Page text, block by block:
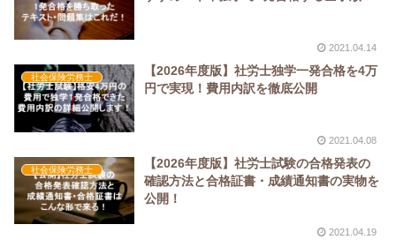
2021.04.14
社会保険労務士
【2026年度版】社労士独学一発合格を4万
円で実現！費用内訳を徹底公開
2021.04.08
社会保険労務士
【2026年度版】社労士試験の合格発表の
確認方法と合格証書・成績通知書の実物を
公開！
2021.04.19